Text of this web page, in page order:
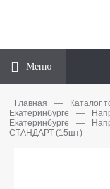
Меню
Главная — Каталог
Екатеринбурге
—
Екатеринбурге
—
СТАНДАРТ (15шт)